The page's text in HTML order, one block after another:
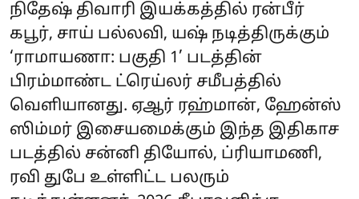
நிதேஷ் திவாரி இயக்கத்தில் ரன்பீர்
கபூர், சாய் பல்லவி, யஷ் நடித்திருக்கும்
‘ராமாயணா: பகுதி 1’ படத்தின்
பிரம்மாண்ட ட்ரெய்லர் சமீபத்தில்
வெளியானது. ஏஆர் ரஹ்மான், ஹேன்ஸ்
ஸிம்மர் இசையமைக்கும் இந்த இதிகாச
படத்தில் சன்னி தியோல், ப்ரியாமணி,
ரவி துபே உள்ளிட்ட பலரும்